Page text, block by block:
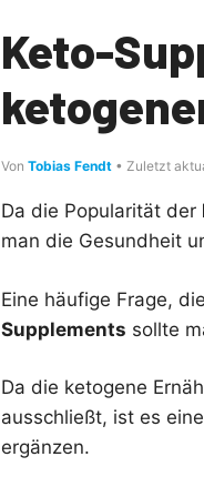
Keto-
Von Tobias Fendt • Zuletzt
Da die Popularität der
man die Gesundheit
Eine häufige Frage,
Supplements sollte
Da die ketogene
ausschließt, ist es
ergänzen.